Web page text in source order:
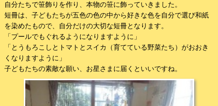
自分たちで笹飾りを作り、本物の笹に飾っていきました。
短冊は、子どもたちが五色の色の中から好きな色を自分で選び和紙
を染めたもので、自分だけの大切な短冊となります。
「プールでもぐれるようになりますように」
「とうもろこしとトマトとスイカ（育てている野菜たち）がおおき
くなりますように」
子どもたちの素敵な願い、お星さまに届くといいですね。